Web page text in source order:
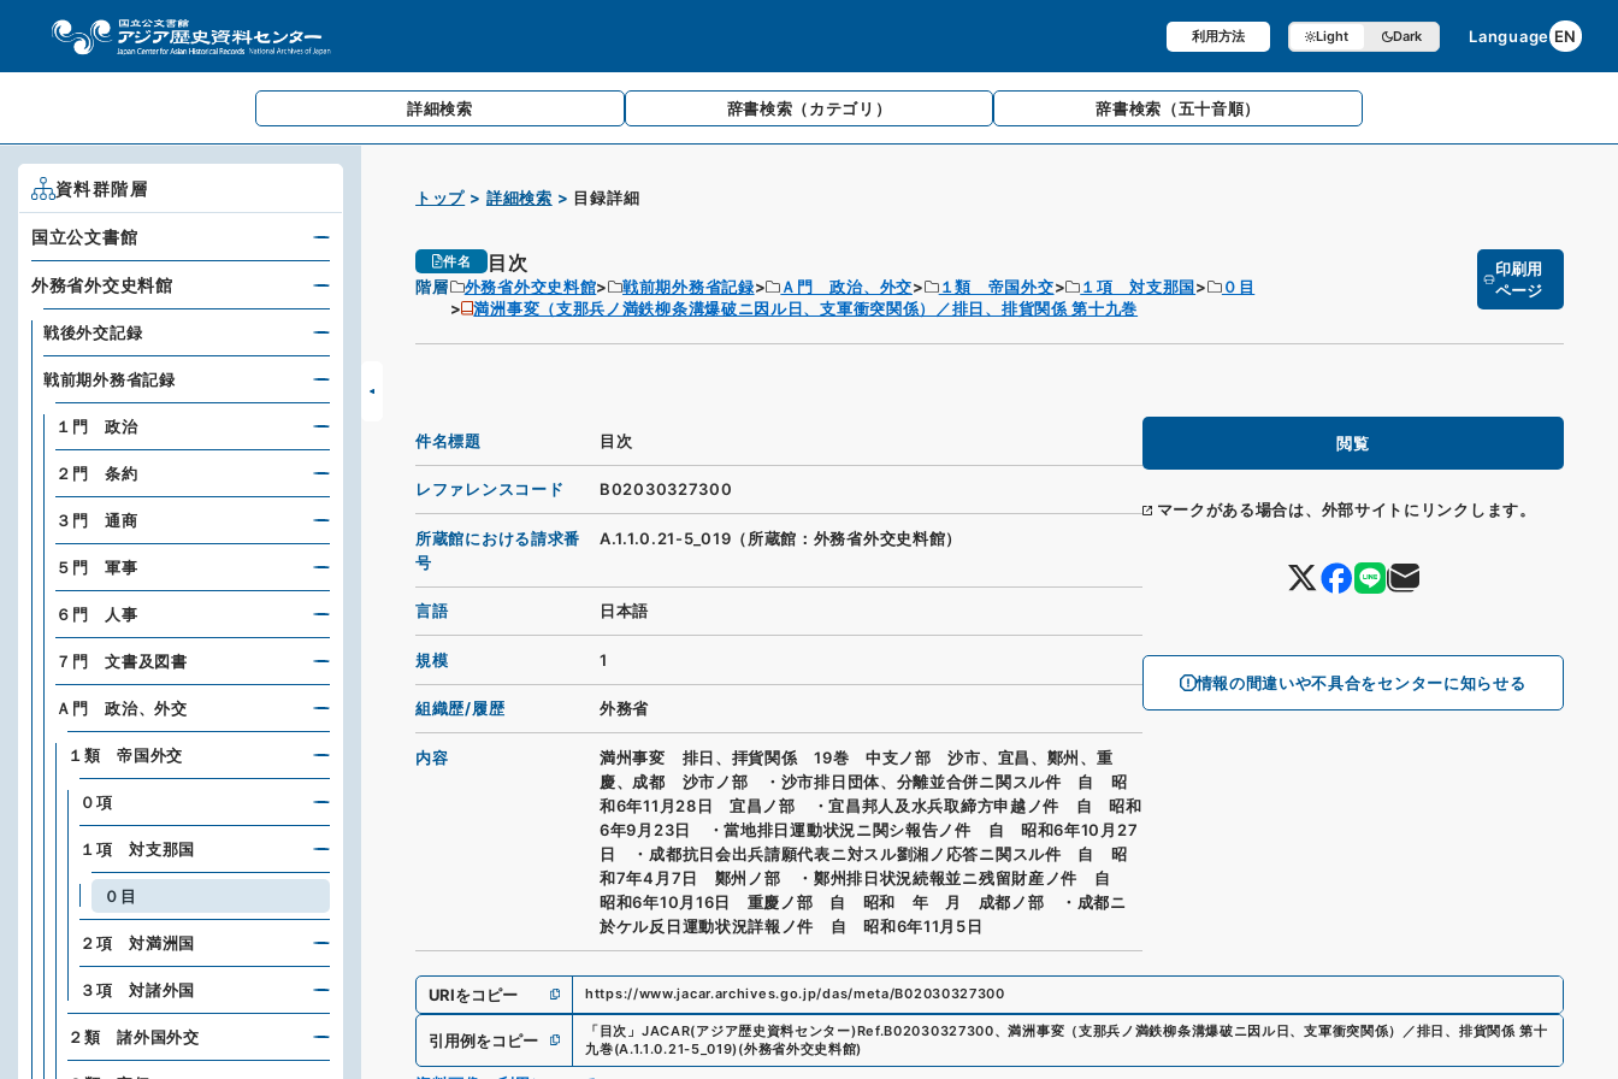
利用方法 Light Dark Language EN
詳細検索 辞書検索 （カテゴリ） 辞書検索 （五十音順）
トップ 詳細検索 目録詳細
件名 目次
階層 外務省外交史料館 戦前期外務省記録 Ａ門 政治、外交 １類 帝国外交 １項 対支那国
０目
満洲事変（支那兵ノ満鉄柳条溝爆破ニ因ル日、支軍衝突関係）／排日、排貨関係 第十九巻
印刷用
ページ
閲覧
マークがある場合は、外部サイトにリンクします。
情報の間違いや不具合をセンターに知らせる
件名標題 目次
レファレンスコード B02030327300
所蔵館における請求番
号
A.1.1.0.21-5_019（所蔵館：外務省外交史料館）
言語 日本語
規模 1
組織歴/履歴 外務省
内容
満州事変 排日、拝貨関係 19巻 中支ノ部 沙市、宜昌、鄭州、重
慶、成都 沙市ノ部 ・沙市排日団体、分離並合併ニ関スル件 自 昭
和6年11月28日 宜昌ノ部 ・宜昌邦人及水兵取締方申越ノ件 自 昭和
6年9月23日 ・當地排日運動状況ニ関シ報告ノ件 自 昭和6年10月27
日 ・成都抗日会出兵請願代表ニ対スル劉湘ノ応答ニ関スル件 自 昭
和7年4月7日 鄭州ノ部 ・鄭州排日状況続報並ニ残留財産ノ件 自
昭和6年10月16日 重慶ノ部 自 昭和 年 月 成都ノ部 ・成都ニ
於ケル反日運動状況詳報ノ件 自 昭和6年11月5日
URIをコピー https://www.jacar.archives.go.jp/das/meta/B02030327300
引用例をコピー 「目次 」 JACAR(アジア歴史資料センター)Ref.B02030327300、満洲事変（支那兵ノ満鉄柳条溝爆破ニ因ル日、支軍衝突関係）／排日、排貨関係 第十
九巻(A.1.1.0.21-5_019)(外務省外交史料館)
資料群階層
国立公文書館
外務省外交史料館
戦後外交記録
戦前期外務省記録
１門 政治
２門 条約
３門 通商
５門 軍事
６門 人事
７門 文書及図書
Ａ門 政治、外交
１類 帝国外交
０項
１項 対支那国
０目
２項 対満洲国
３項 対諸外国
２類 諸外国外交